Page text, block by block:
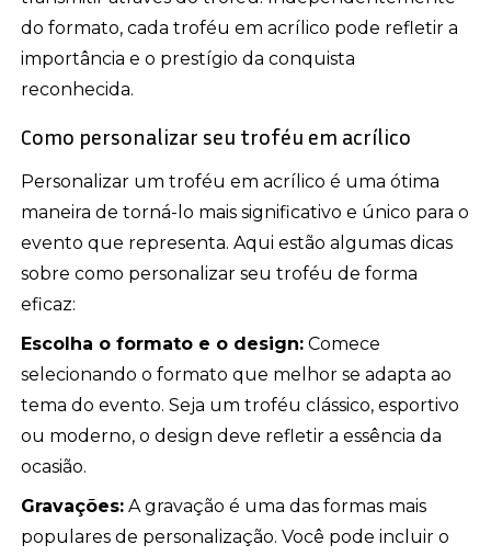
do formato, cada troféu em acrílico pode refletir a
importância e o prestígio da conquista
reconhecida.
Como personalizar seu troféu em acrílico
Personalizar um troféu em acrílico é uma ótima
maneira de torná-lo mais significativo e único para o
evento que representa. Aqui estão algumas dicas
sobre como personalizar seu troféu de forma
eficaz:
Escolha o formato e o design: Comece
selecionando o formato que melhor se adapta ao
tema do evento. Seja um troféu clássico, esportivo
ou moderno, o design deve refletir a essência da
ocasião.
Gravações: A gravação é uma das formas mais
populares de personalização. Você pode incluir o